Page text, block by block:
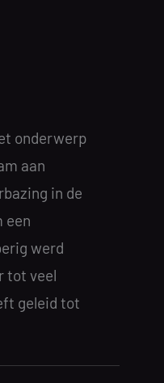
onderwerp
aan
in de
een
werd
tot veel
geleid tot